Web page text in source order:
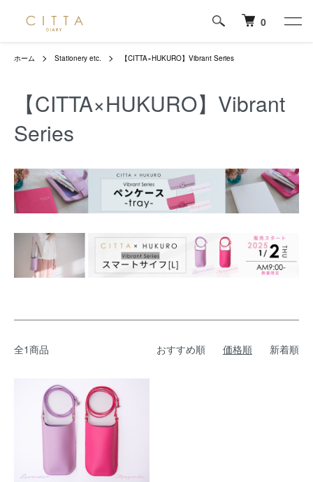
0
ホーム Stationery etc. 【CITTA×HUKURO】Vibrant Series
【CITTA×HUKURO】Vibrant
Series
全1商品 おすすめ順 価格順 新着順